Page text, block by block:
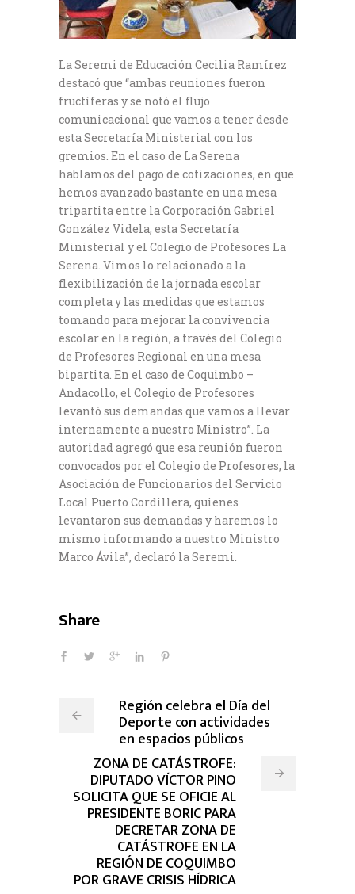
La Seremi de Educación Cecilia Ramírez
destacó que “ambas reuniones fueron
fructíferas y se notó el flujo
comunicacional que vamos a tener desde
esta Secretaría Ministerial con los
gremios. En el caso de La Serena
hablamos del pago de cotizaciones, en que
hemos avanzado bastante en una mesa
tripartita entre la Corporación Gabriel
González Videla, esta Secretaría
Ministerial y el Colegio de Profesores La
Serena. Vimos lo relacionado a la
flexibilización de la jornada escolar
completa y las medidas que estamos
tomando para mejorar la convivencia
escolar en la región, a través del Colegio
de Profesores Regional en una mesa
bipartita. En el caso de Coquimbo –
Andacollo, el Colegio de Profesores
levantó sus demandas que vamos a llevar
internamente a nuestro Ministro”. La
autoridad agregó que esa reunión fueron
convocados por el Colegio de Profesores, la
Asociación de Funcionarios del Servicio
Local Puerto Cordillera, quienes
levantaron sus demandas y haremos lo
mismo informando a nuestro Ministro
Marco Ávila”, declaró la Seremi.
Share
Región celebra el Día del
Deporte con actividades
en espacios públicos
ZONA DE CATÁSTROFE:
DIPUTADO VÍCTOR PINO
SOLICITA QUE SE OFICIE AL
PRESIDENTE BORIC PARA
DECRETAR ZONA DE
CATÁSTROFE EN LA
REGIÓN DE COQUIMBO
POR GRAVE CRISIS HÍDRICA